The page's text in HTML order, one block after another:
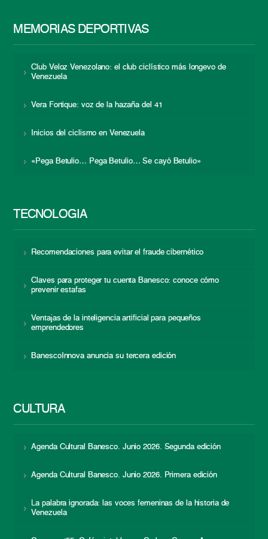
MEMORIAS DEPORTIVAS
Club Veloz Venezolano: el club ciclístico más longevo de
Venezuela
Vera Fortique: voz de la hazaña del 41
Inicios del ciclismo en Venezuela
«Pega Betulio… Pega Betulio… Se cayó Betulio»
TECNOLOGÍA
Recomendaciones para evitar el fraude cibernético
Claves para proteger tu cuenta Banesco: conoce cómo
prevenir estafas
Ventajas de la inteligencia artificial para pequeños
emprendedores
BanescoInnova anuncia su tercera edición
CULTURA
Agenda Cultural Banesco. Junio 2026. Segunda edición
Agenda Cultural Banesco. Junio 2026. Primera edición
La palabra ignorada: las voces femeninas de la historia de
Venezuela